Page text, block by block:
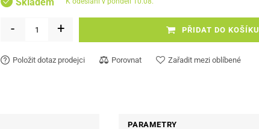
- + PŘIDAT DO KOŠÍKU
Položit dotaz prodejci Porovnat Zařadit mezi oblíbené
PARAMETRY